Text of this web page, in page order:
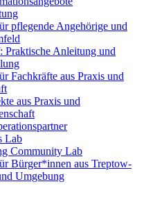
pflegende Angehörige und
Praktische Anleitung und
Fachkräfte aus Praxis und
aus Praxis und
Lab
Community Lab
Bürger*innen aus Treptow-
Umgebung